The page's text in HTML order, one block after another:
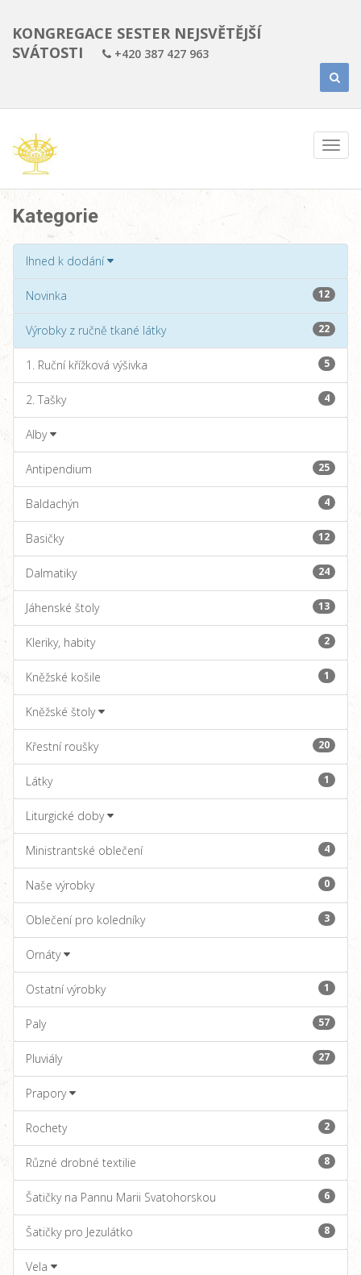
KONGREGACE SESTER NEJSVĚTĚJŠÍ
SVÁTOSTI
+420 387 427 963
Kategorie
Ihned k dodání
Novinka 12
Výrobky z ručně tkané látky 22
1. Ruční křížková výšivka 5
2. Tašky 4
Alby
Antipendium 25
Baldachýn 4
Basičky 12
Dalmatiky 24
Jáhenské štoly 13
Kleriky, habity 2
Kněžské košile 1
Kněžské štoly
Křestní roušky 20
Látky 1
Liturgické doby
Ministrantské oblečení 4
Naše výrobky 0
Oblečení pro koledníky 3
Ornáty
Ostatní výrobky 1
Paly 57
Pluviály 27
Prapory
Rochety 2
Různé drobné textilie 8
Šatičky na Pannu Marii Svatohorskou 6
Šatičky pro Jezulátko 8
Vela